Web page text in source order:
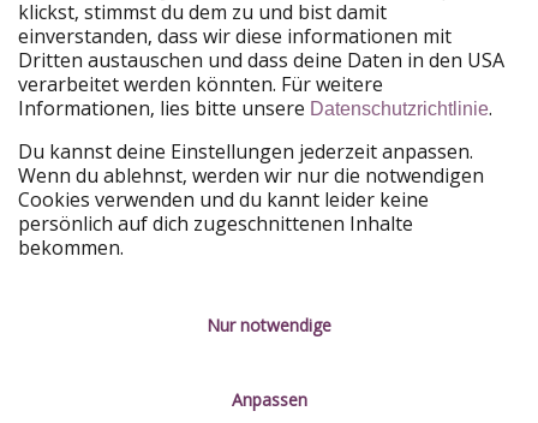
VakantiePiraten
WakacyjniPiraci
VoyagesPirates
Ferienpiraten
Urlaubspiraten
ViajerosPiratas
TravelPirates
HolidayPirates Group
Lerne uns kennen
Über uns
Rechtliches
Kontakt
klickst, stimmst du dem zu und bist damit
einverstanden, dass wir diese informationen mit
Dritten austauschen und dass deine Daten in den USA
verarbeitet werden könnten. Für weitere
Informationen, lies bitte unsere Datenschutzrichtlinie.
Du kannst deine Einstellungen jederzeit anpassen.
Wenn du ablehnst, werden wir nur die notwendigen
Cookies verwenden und du kannt leider keine
persönlich auf dich zugeschnittenen Inhalte
bekommen.
Nur notwendige
Anpassen